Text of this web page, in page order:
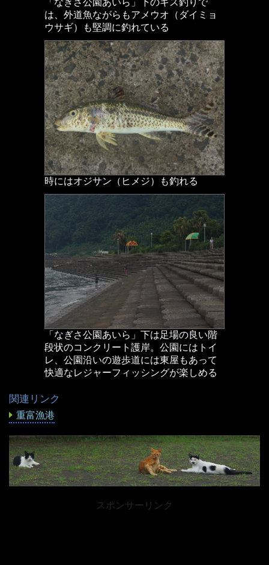
は、外道魚ながらもアメウオ（ダイミョ
ウサギ）も堅調に釣れている
時にはオジサン（ヒメジ）も釣れる
「なぎさ公園あいら」下は足場の良い階
段状のコンクリート護岸。公園にはトイ
レ、公園沿いの遊歩道には東屋もあって
快適なレジャーフィッシングが楽しめる
関連リンク
重富漁港
スポンサーリンク